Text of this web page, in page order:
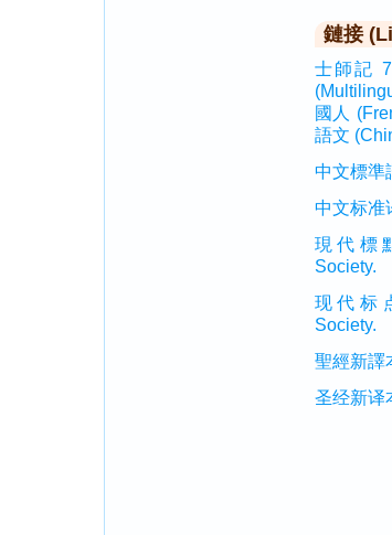
鏈接
士師記
國人
語文
中文標準
中文标准
現代標
Society.
现代标
Society.
聖經新譯
圣经新译